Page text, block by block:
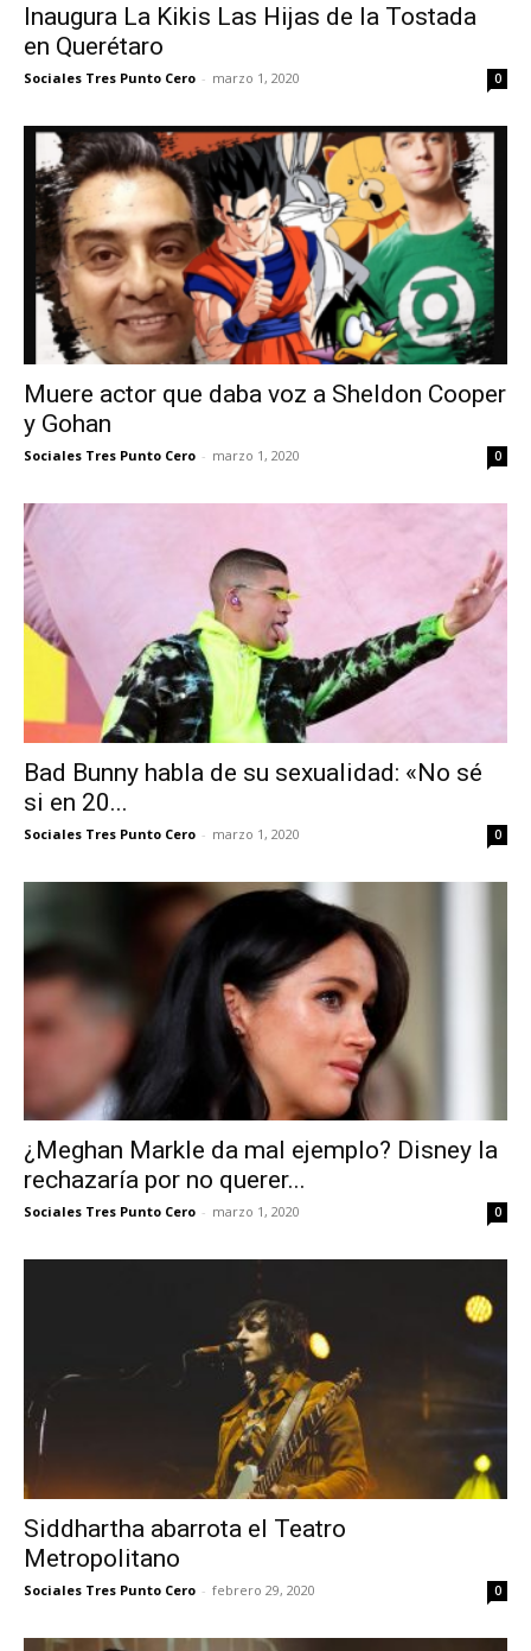
Inaugura La Kikis Las Hijas de la Tostada
en Querétaro
Sociales Tres Punto Cero - marzo 1, 2020 0
Muere actor que daba voz a Sheldon Cooper
y Gohan
Sociales Tres Punto Cero - marzo 1, 2020 0
Bad Bunny habla de su sexualidad: «No sé
si en 20...
Sociales Tres Punto Cero - marzo 1, 2020 0
¿Meghan Markle da mal ejemplo? Disney la
rechazaría por no querer...
Sociales Tres Punto Cero - marzo 1, 2020 0
Siddhartha abarrota el Teatro
Metropolitano
Sociales Tres Punto Cero - febrero 29, 2020 0